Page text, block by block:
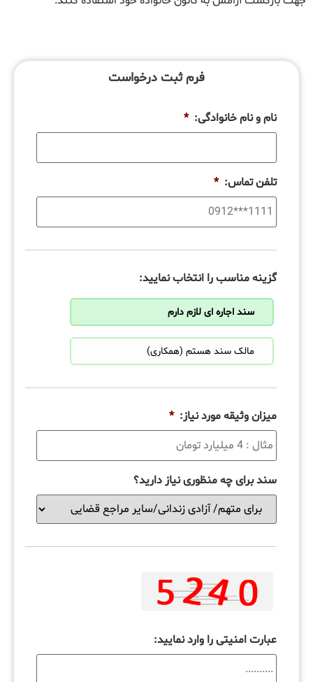
فرم ثبت درخواست
نام و نام خانوادگی: *
تلفن تماس: *
گزینه مناسب را انتخاب نمایید:
سند اجاره ای لازم دارم
مالک سند هستم (همکاری)
میزان وثیقه مورد نیاز: *
سند برای چه منظوری نیاز دارید؟
عبارت امنیتی را وارد نمایید: